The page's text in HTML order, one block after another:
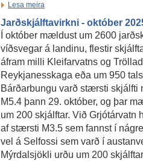
Lesa meira
Jarðskjálftavirkni - október
Í október mældust um 2600
víðsvegar á landinu, flestir
áfram milli Kleifarvatns og
Reykjanesskaga eða um 950
Bárðarbungu varð stærsti skjálfti
M5.4 þann 29. október, og þar
um 200 skjálftar. Við Grjótárvatn
af stærsti M3.5 sem fannst í
vel á Selfossi sem varð í
Mýrdalsjökli urðu um 200